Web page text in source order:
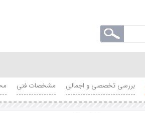
بررسی تخصصی و اجمالی مشخصات فنی